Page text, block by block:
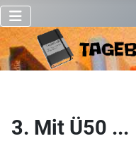
3. Mit Ü50 ...